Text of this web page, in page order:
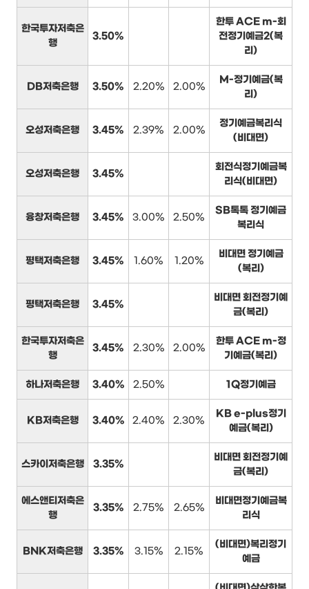
한국투자저축은
행
3.50%
한투 ACE m-회
전정기예금2(복
리)
DB저축은행 3.50% 2.20% 2.00%
M-정기예금(복
리)
오성저축은행 3.45% 2.39% 2.00%
정기예금복리식
(비대면)
오성저축은행 3.45%
회전식정기예금복
리식(비대면)
융창저축은행 3.45% 3.00% 2.50%
SB톡톡 정기예금
복리식
평택저축은행 3.45% 1.60% 1.20%
비대면 정기예금
(복리)
평택저축은행 3.45%
비대면 회전정기예
금(복리)
한국투자저축은
행
3.45% 2.30% 2.00%
한투 ACE m-정
기예금(복리)
하나저축은행 3.40% 2.50% 1Q정기예금
KB저축은행 3.40% 2.40% 2.30%
KB e-plus정기
예금(복리)
스카이저축은행 3.35%
비대면 회전정기예
금(복리)
에스앤티저축은
행
3.35% 2.75% 2.65%
비대면정기예금복
리식
BNK저축은행 3.35% 3.15% 2.15%
(비대면)복리정기
예금